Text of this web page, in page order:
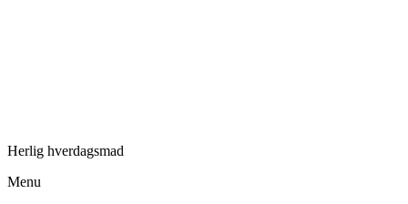
Herlig hverdagsmad
Menu